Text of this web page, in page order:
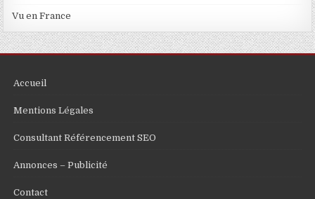
Vu en France
Accueil
Mentions Légales
Consultant Référencement SEO
Annonces – Publicité
Contact